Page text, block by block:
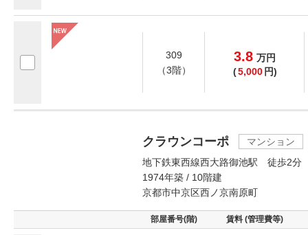
309
（3階）
3.8 万円
(5,000 円)
クラウンコーポ
マンション
地下鉄東西線西大路御池駅 徒歩2分
1974年築 / 10階建
京都市中京区西ノ京南原町
部屋番号(階) 賃料 (管理費等)